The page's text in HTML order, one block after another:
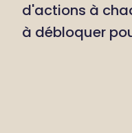
d'actions à
à débloquer